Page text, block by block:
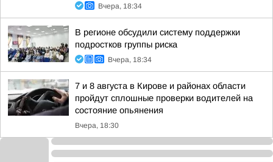
Вчера, 18:34
В регионе обсудили систему поддержки
подростков группы риска
Вчера, 18:34
7 и 8 августа в Кирове и районах области
пройдут сплошные проверки водителей на
состояние опьянения
Вчера, 18:30